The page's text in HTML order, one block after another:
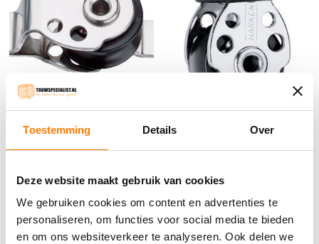
Toestemming Details Over
Deze website maakt gebruik van cookies
We gebruiken cookies om content en advertenties te
personaliseren, om functies voor social media te bieden
en om ons websiteverkeer te analyseren. Ook delen we
Harken HK416 16MM
Airblok schilpad
Bestel nu
Harken HK404 16MM
€21.60incl. BTW
Bestel nu